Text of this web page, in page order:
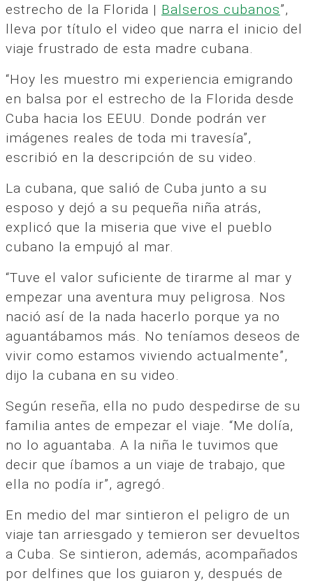
estrecho de la Florida | Balseros cubanos”,
lleva por título el video que narra el inicio del
viaje frustrado de esta madre cubana.
“Hoy les muestro mi experiencia emigrando
en balsa por el estrecho de la Florida desde
Cuba hacia los EEUU. Donde podrán ver
imágenes reales de toda mi travesía”,
escribió en la descripción de su video.
La cubana, que salió de Cuba junto a su
esposo y dejó a su pequeña niña atrás,
explicó que la miseria que vive el pueblo
cubano la empujó al mar.
“Tuve el valor suficiente de tirarme al mar y
empezar una aventura muy peligrosa. Nos
nació así de la nada hacerlo porque ya no
aguantábamos más. No teníamos deseos de
vivir como estamos viviendo actualmente”,
dijo la cubana en su video.
Según reseña, ella no pudo despedirse de su
familia antes de empezar el viaje. “Me dolía,
no lo aguantaba. A la niña le tuvimos que
decir que íbamos a un viaje de trabajo, que
ella no podía ir”, agregó.
En medio del mar sintieron el peligro de un
viaje tan arriesgado y temieron ser devueltos
a Cuba. Se sintieron, además, acompañados
por delfines que los guiaron y, después de